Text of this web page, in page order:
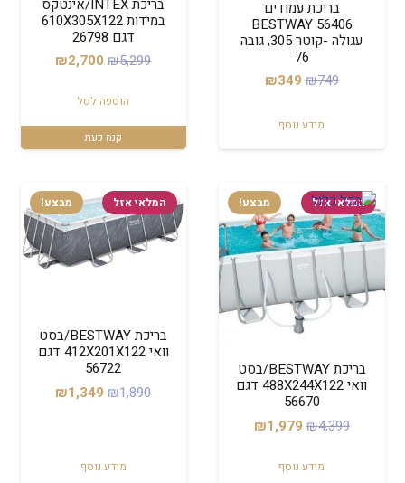
בריכת עמודים
BESTWAY 56406
עגולה -קוטר 305, גובה
76
₪749
המחיר
היה:
₪749.
₪349
₪349.
מידע נוסף
בריכת INTEX/אינטקס
במידות 610X305X122
דגם 26798
₪5,299
המחיר
היה:
₪5,299.
₪2,700
המחיר
₪2,700.
הוספה לסל
קנה כעת
מבצע! המלאי אזל
בריכת BESTWAY/בסט
וואי 488X244X122 דגם
56670
₪4,399
המחיר
היה:
₪1,979
מידע נוסף
מבצע! המלאי אזל
בריכת BESTWAY/בסט
וואי 412X201X122 דגם
56722
₪1,890
המחיר
₪1,890.
₪1,349
המחיר
מידע נוסף